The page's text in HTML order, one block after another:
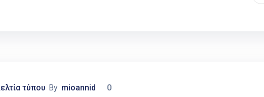
τύπου By mioannid 0